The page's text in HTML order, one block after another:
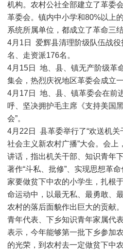
机构。农村公社全部建立了革委
革委会。镇内中小学和80%以上
系统所属单位，都成立了革命三
4月1日 爱辉县清理阶级队伍战
名、走资派176名。
4月15日 地、县、镇无产阶级革
集会，热烈庆祝地区革委会成立一
4月17日 地、县、镇革委会在前
呼、坚决拥护毛主席《支持美国
会”。
4月22日 县革委举行了“欢送机
社会主义新农村广播”大会。会上
讲话，指出机关干部、知识青年
著作“斗私、批修”、实现思想革
家要做贫下中农的小学生，扎根
命运动中，以最无私、最勇敢、
农村的落后面貌作出巨大的贡献
青年代表、下乡知识青年家属代
表示，今年能够第一批下乡参加
的光荣，到农村去一定做贫下中